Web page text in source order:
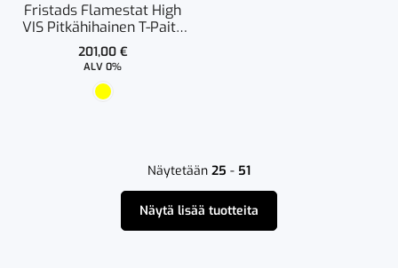
Fristads Flamestat High
VIS Pitkähihainen T-Paita
LK 3 7097 TFLH Naisten
201,00 €
ALV 0%
Näytetään 25 - 51
Näytä lisää tuotteita